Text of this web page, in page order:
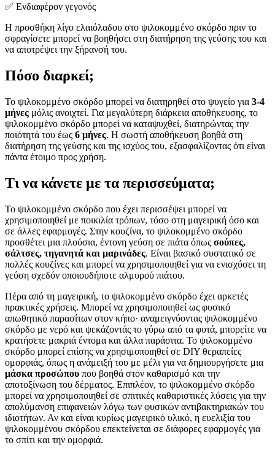
✅ Ενδιαφέρον γεγονός
Η προσθήκη λίγο ελαιόλαδου στο ψιλοκομμένο σκόρδο πριν το
σφραγίσετε μπορεί να βοηθήσει στη διατήρηση της γεύσης του και
να αποτρέψει την ξήρανσή του.
Πόσο διαρκεί;
Το ψιλοκομμένο σκόρδο μπορεί να διατηρηθεί στο ψυγείο για 3-4
μήνες μόλις ανοιχτεί. Για μεγαλύτερη διάρκεια αποθήκευσης, το
ψιλοκομμένο σκόρδο μπορεί να καταψυχθεί, διατηρώντας την
ποιότητά του έως 6 μήνες. Η σωστή αποθήκευση βοηθά στη
διατήρηση της γεύσης και της ισχύος του, εξασφαλίζοντας ότι είναι
πάντα έτοιμο προς χρήση.
Τι να κάνετε με τα περισσεύματα;
Το ψιλοκομμένο σκόρδο που έχει περισσέψει μπορεί να
χρησιμοποιηθεί με ποικιλία τρόπων, τόσο στη μαγειρική όσο και
σε άλλες εφαρμογές. Στην κουζίνα, το ψιλοκομμένο σκόρδο
προσθέτει μια πλούσια, έντονη γεύση σε πιάτα όπως σούπες,
σάλτσες, τηγανητά και μαρινάδες. Είναι βασικό συστατικό σε
πολλές κουζίνες και μπορεί να χρησιμοποιηθεί για να ενισχύσει τη
γεύση σχεδόν οποιουδήποτε αλμυρού πιάτου.
Πέρα από τη μαγειρική, το ψιλοκομμένο σκόρδο έχει αρκετές
πρακτικές χρήσεις. Μπορεί να χρησιμοποιηθεί ως φυσικό
απωθητικό παρασίτων στον κήπο· αναμειγνύοντας ψιλοκομμένο
σκόρδο με νερό και ψεκάζοντάς το γύρω από τα φυτά, μπορείτε να
κρατήσετε μακριά έντομα και άλλα παράσιτα. Το ψιλοκομμένο
σκόρδο μπορεί επίσης να χρησιμοποιηθεί σε DIY θεραπείες
ομορφιάς, όπως η ανάμειξή του με μέλι για να δημιουργήσετε μια
μάσκα προσώπου που βοηθά στον καθαρισμό και την
αποτοξίνωση του δέρματος. Επιπλέον, το ψιλοκομμένο σκόρδο
μπορεί να χρησιμοποιηθεί σε σπιτικές καθαριστικές λύσεις για την
απολύμανση επιφανειών λόγω των φυσικών αντιβακτηριακών του
ιδιοτήτων. Αν και είναι κυρίως μαγειρικό υλικό, η ευελιξία του
ψιλοκομμένου σκόρδου επεκτείνεται σε διάφορες εφαρμογές για
το σπίτι και την ομορφιά.